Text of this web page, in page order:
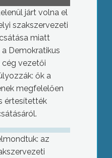
járt volna el
szakszervezeti
miatt
Demokratikus
cég vezetői
ők a
megfelelően
értesítették
az